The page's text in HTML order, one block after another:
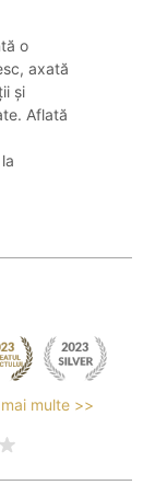
o
axată
și
Aflată
multe >>